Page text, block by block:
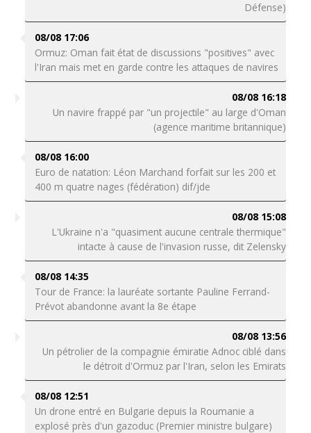
Défense)
08/08 17:06
Ormuz: Oman fait état de discussions "positives" avec
l'Iran mais met en garde contre les attaques de navires
08/08 16:18
Un navire frappé par "un projectile" au large d'Oman
(agence maritime britannique)
08/08 16:00
Euro de natation: Léon Marchand forfait sur les 200 et
400 m quatre nages (fédération) dif/jde
08/08 15:08
L'Ukraine n'a "quasiment aucune centrale thermique"
intacte à cause de l'invasion russe, dit Zelensky
08/08 14:35
Tour de France: la lauréate sortante Pauline Ferrand-
Prévot abandonne avant la 8e étape
08/08 13:56
Un pétrolier de la compagnie émiratie Adnoc ciblé dans
le détroit d'Ormuz par l'Iran, selon les Emirats
08/08 12:51
Un drone entré en Bulgarie depuis la Roumanie a
explosé près d'un gazoduc (Premier ministre bulgare)